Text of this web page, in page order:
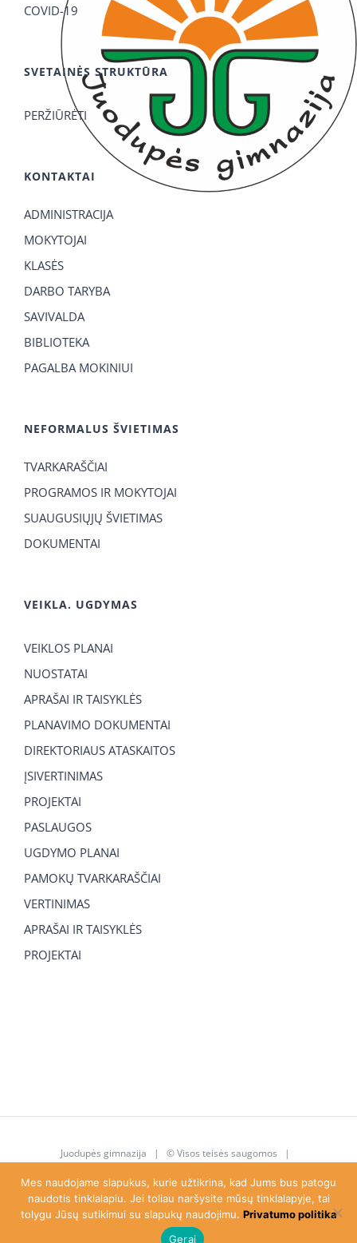
COVID-19
SVETAINĖS STRUKTŪRA
PERŽIŪRĖTI
KONTAKTAI
ADMINISTRACIJA
MOKYTOJAI
KLASĖS
DARBO TARYBA
SAVIVALDA
BIBLIOTEKA
PAGALBA MOKINIUI
NEFORMALUS ŠVIETIMAS
TVARKARAŠČIAI
PROGRAMOS IR MOKYTOJAI
SUAUGUSIŲJŲ ŠVIETIMAS
DOKUMENTAI
VEIKLA. UGDYMAS
VEIKLOS PLANAI
NUOSTATAI
APRAŠAI IR TAISYKLĖS
PLANAVIMO DOKUMENTAI
DIREKTORIAUS ATASKAITOS
ĮSIVERTINIMAS
PROJEKTAI
PASLAUGOS
UGDYMO PLANAI
PAMOKŲ TVARKARAŠČIAI
VERTINIMAS
APRAŠAI IR TAISYKLĖS
PROJEKTAI
Juodupės gimnazija | © Visos teisės saugomos |
juodupe.gimnazija@gmail.com| 8 615 92 763
Facebook
Mes naudojame slapukus, kurie užtikrina, kad Jums bus patogu
naudotis tinklalapiu. Jei toliau naršysite mūsų tinklalapyje, tai
tolygu Jūsų sutikimui su slapukų naudojimu. Privatumo politika
Gerai